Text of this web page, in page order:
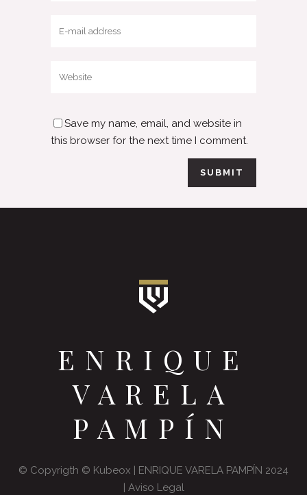
Save my name, email, and website in
this browser for the next time I comment.
ENRIQUE
VARELA
PAMPÍN
© Copyrigth © Kubeox | ENRIQUE VARELA PAMPÍN 2024
| Aviso Legal